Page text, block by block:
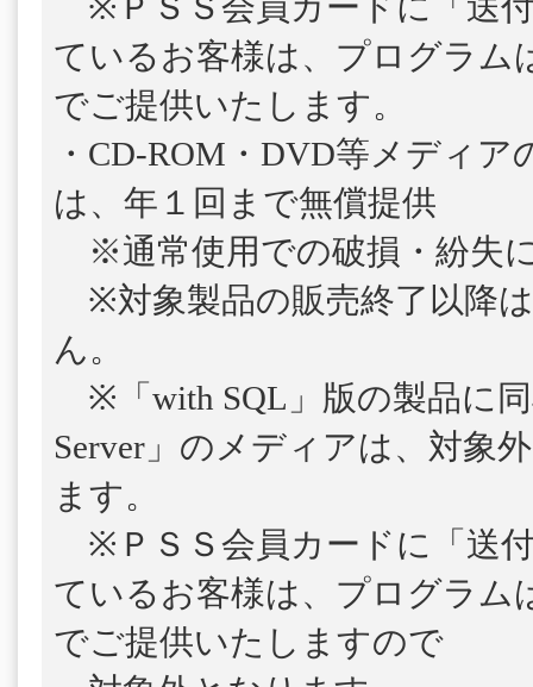
ているお客様は、プログラム
でご提供いたします。
・CD-ROM・DVD等メディア
は、年１回まで無償提供
※通常使用での破損・紛失
※対象製品の販売終了以降
ん。
※「with SQL」版の製品に
Server」のメディアは、対象
ます。
※ＰＳＳ会員カードに「送
ているお客様は、プログラム
でご提供いたしますので